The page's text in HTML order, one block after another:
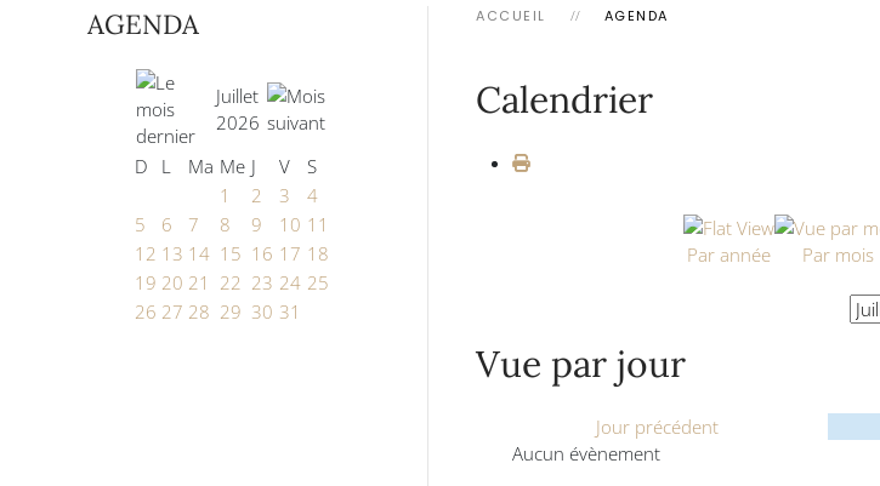
ACCUEIL AGENDA
Calendrier
Par année Par mois
Vue par jour
Jour précédent
Aucun évènement
AGENDA
Juillet
2026
D
L Ma Me J V
S
1
2 3
4
5
6 7 8 9 10 11
12 13 14 15 16 17 18
19 20 21 22 23 24 25
26 27 28 29 30 31